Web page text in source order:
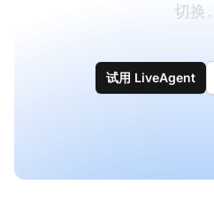
切换。
试用 LiveAgent